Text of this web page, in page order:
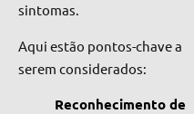
sintomas.
Aqui estão pontos-chave a
serem considerados:
Reconhecimento de